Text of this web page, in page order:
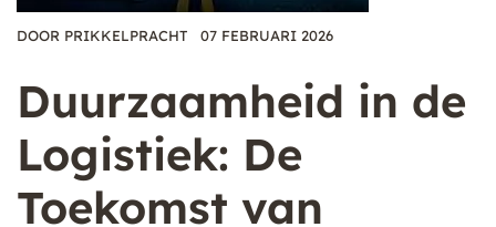
DOOR PRIKKELPRACHT 07 FEBRUARI 2026
Duurzaamheid in de
Logistiek: De
Toekomst van